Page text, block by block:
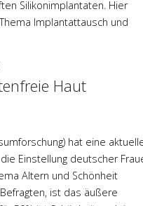
Silikonimplantaten. Hier
Implantattausch und
Haut
hat eine
Einstellung deutscher
Altern und Schönheit
ist das äußere